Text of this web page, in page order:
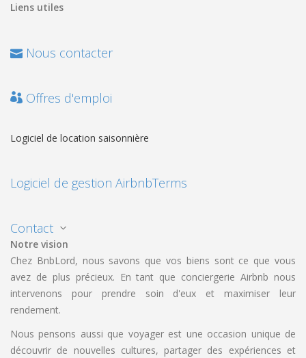
Liens utiles
Nous contacter
Offres d'emploi
Logiciel de location saisonnière
Logiciel de gestion AirbnbTerms
Contact
Notre vision
Chez BnbLord, nous savons que vos biens sont ce que vous
avez de plus précieux. En tant que conciergerie Airbnb nous
intervenons pour prendre soin d'eux et maximiser leur
rendement.
Nous pensons aussi que voyager est une occasion unique de
découvrir de nouvelles cultures, partager des expériences et